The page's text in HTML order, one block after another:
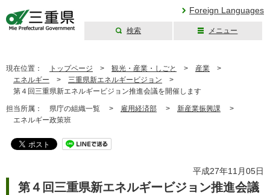
Foreign Languages
検索 メニュー
現在位置： トップページ > 観光・産業・しごと > 産業 >
エネルギー > 三重県新エネルギービジョン >
第４回三重県新エネルギービジョン推進会議を開催します
担当所属： 県庁の組織一覧 > 雇用経済部 > 新産業振興課 >
エネルギー政策班
平成27年11月05日
第４回三重県新エネルギービジョン推進会議